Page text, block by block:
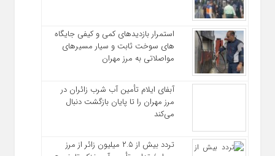
استمرار بازدیدهای کمی و کیفی جایگاه‌
های سوخت ثابت و سیار مسیرهای
مواصلاتی به مرز مهران
آبفای ایلام تأمین آب شرب زائران در
مرز مهران را تا پایان بازگشت دنبال
می‌کند
تردد بیش از ۲.۵ میلیون زائر از مرز